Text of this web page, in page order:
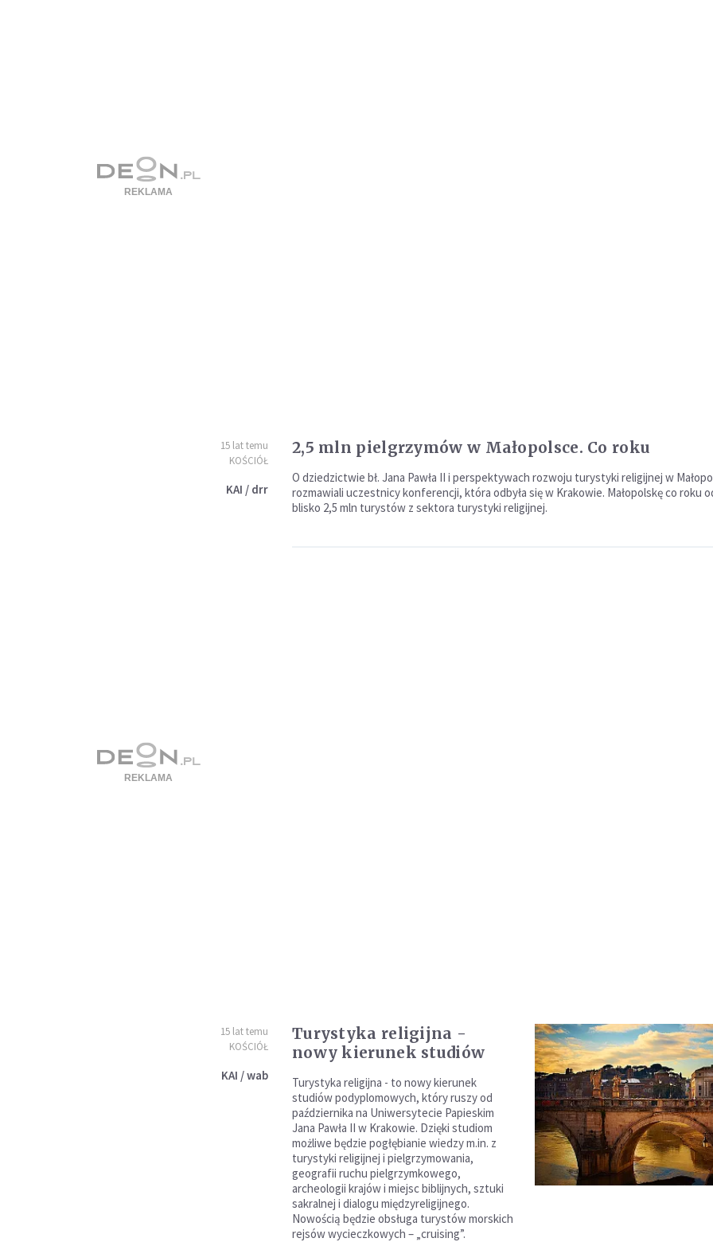
15 lat temu
KOŚCIÓŁ
KAI / drr
2,5 mln pielgrzymów w Małopolsce. Co roku
O dziedzictwie bł. Jana Pawła II i perspektywach rozwoju turystyki religijnej w
rozmawiali uczestnicy konferencji, która odbyła się w Krakowie. Małopolskę co roku
blisko 2,5 mln turystów z sektora turystyki religijnej.
15 lat temu
KOŚCIÓŁ
KAI / wab
Turystyka religijna -
nowy kierunek studiów
Turystyka religijna - to nowy kierunek
studiów podyplomowych, który ruszy od
października na Uniwersytecie Papieskim
Jana Pawła II w Krakowie. Dzięki studiom
możliwe będzie pogłębianie wiedzy m.in. z
turystyki religijnej i pielgrzymowania,
geografii ruchu pielgrzymkowego,
archeologii krajów i miejsc biblijnych, sztuki
sakralnej i dialogu międzyreligijnego.
Nowością będzie obsługa turystów morskich
rejsów wycieczkowych – „cruising”.